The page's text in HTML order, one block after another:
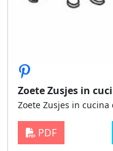
Zoete Zusjes in
Zoete Zusjes in
PDF